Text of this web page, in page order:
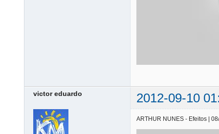
victor eduardo 2012-09-10
ARTHUR NUNES - Efeitos |